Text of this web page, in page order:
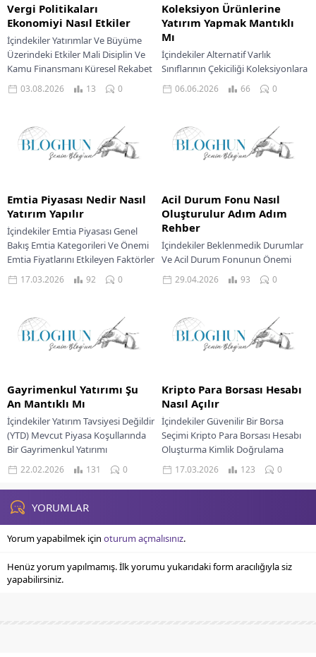
Vergi Politikaları
Ekonomiyi Nasıl Etkiler
İçindekiler Yatırımlar Ve Büyüme
Üzerindeki Etkiler Mali Disiplin Ve
Kamu Finansmanı Küresel Rekabet
Ortamında Vergi Politikaları
Ekonomik İstikrar İçin Riskler...
03.08.2026 13 0
Koleksiyon Ürünlerine
Yatırım Yapmak Mantıklı
Mı
İçindekiler Alternatif Varlık
Sınıflarının Çekiciliği Koleksiyonlara
Yatırımın Riskleri Ve Fırsatları
Piyasada Koleksiyon Varlıklarının
Koleksiyon Piyasasına Yönelik
İhtimaller...
06.06.2026 66 0
Emtia Piyasası Nedir Nasıl
Yatırım Yapılır
İçindekiler Emtia Piyasası Genel
Bakış Emtia Kategorileri Ve Önemi
Emtia Fiyatlarını Etkileyen Faktörler
Emtia Piyasasında Yatırım
Yöntemleri Emtia Piyasasında
17.03.2026 92 0
Acil Durum Fonu Nasıl
Oluşturulur Adım Adım
Rehber
İçindekiler Beklenmedik Durumlar
Ve Acil Durum Fonunun Önemi
Finansal Güvenceniz İçin Acil
Durum Fonu Nedir İdeal Acil
29.04.2026 93 0
Gayrimenkul Yatırımı Şu
An Mantıklı Mı
İçindekiler Yatırım Tavsiyesi Değildir
(YTD) Mevcut Piyasa Koşullarında
Bir Gayrimenkul Yatırımı
Değerlendirmesi Enflasyon Ve Faiz
Oranları Dinamikleri Konut Fiyatları
Ve...
22.02.2026 131 0
Kripto Para Borsası Hesabı
Nasıl Açılır
İçindekiler Güvenilir Bir Borsa
Seçimi Kripto Para Borsası Hesabı
Oluşturma Kimlik Doğrulama
Süreci Kyc Hesaba Fon Yatırma Ve
İlk İşlem...
17.03.2026 123 0
YORUMLAR
Yorum yapabilmek için oturum açmalısınız.
Henüz yorum yapılmamış. İlk yorumu yukarıdaki form aracılığıyla siz
yapabilirsiniz.